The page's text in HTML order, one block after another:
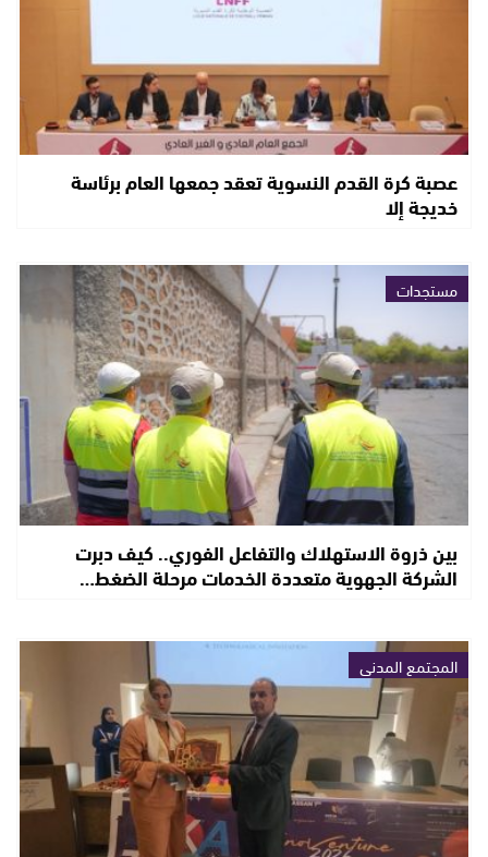
عصبة كرة القدم النسوية تعقد جمعها العام برئاسة
خديجة إلا
مستجدات
بين ذروة الاستهلاك والتفاعل الفوري.. كيف دبرت
الشركة الجهوية متعددة الخدمات مرحلة الضغط…
المجتمع المدني